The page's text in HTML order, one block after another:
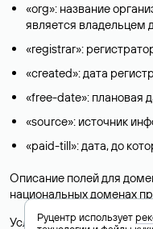
«org»: название
является владельцем
«registrar»:
«created»: дата
«free-date»: плановая
«source»: источник
«paid-till»: дата, до
Описание полей для
национальных доменах
Условия использования
Руцентр использует